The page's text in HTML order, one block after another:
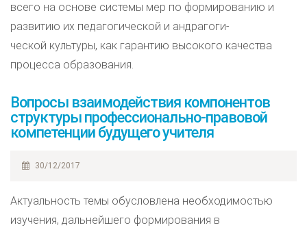
всего на основе системы мер по формированию и
развитию их педагогической и андрагоги-
ческой культуры, как гарантию высокого качества
процесса образования.
Вопросы взаимодействия компонентов
структуры профессионально-правовой
компетенции будущего учителя
30/12/2017
Актуальность темы обусловлена необходимостью
изучения, дальнейшего формирования в